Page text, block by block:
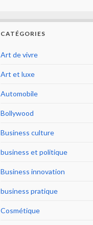
CATÉGORIES
Art de vivre
Art et luxe
Automobile
Bollywood
Business culture
business et politique
Business innovation
business pratique
Cosmétique